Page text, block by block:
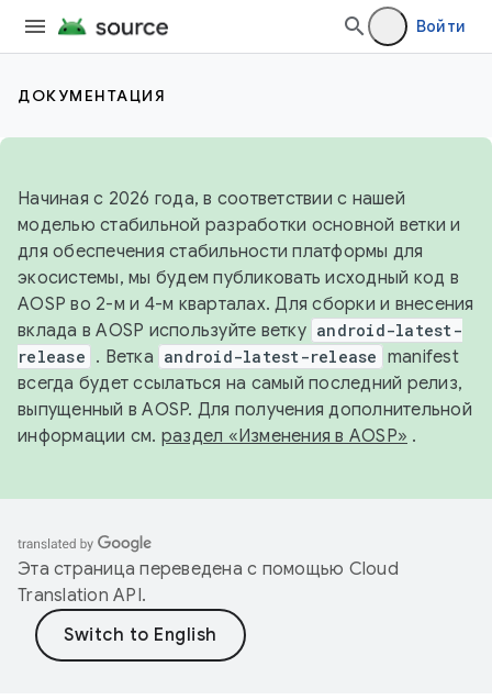
Войти
ДОКУМЕНТАЦИЯ
Начиная с 2026 года, в соответствии с нашей
моделью стабильной разработки основной ветки и
для обеспечения стабильности платформы для
экосистемы, мы будем публиковать исходный код в
AOSP во 2-м и 4-м кварталах. Для сборки и внесения
вклада в AOSP используйте ветку android-latest-
release . Ветка android-latest-release manifest
всегда будет ссылаться на самый последний релиз,
выпущенный в AOSP. Для получения дополнительной
информации см. раздел «Изменения в AOSP» .
Эта страница переведена с помощью Cloud
Translation API.